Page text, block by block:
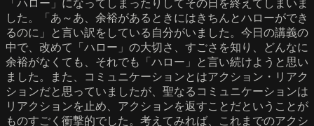
「ハロー」になってしまったりしてその日を終えてしまいま
した。「あ～あ、余裕があるときにはきちんとハローができ
るのに」と言い訳をしている自分がいました。今日の講義の
中で、改めて「ハロー」の大切さ、すごさを知り、どんなに
余裕がなくても、それでも「ハロー」と言い続けようと思い
ました。また、コミュニケーションとはアクション・リアク
ションだと思っていましたが、聖なるコミュニケーションは
リアクションを止め、アクションを返すことだということが
ものすごく衝撃的でした。考えてみれば、これまでのアクシ